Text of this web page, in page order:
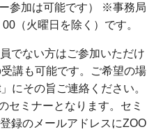
参加は可能です） ※事務局
（火曜日を除く）です。
でない方はご参加いただけ
講も可能です。ご希望の場
にその旨ご連絡ください。
セミナーとなります。セミ
録のメールアドレスにZOO